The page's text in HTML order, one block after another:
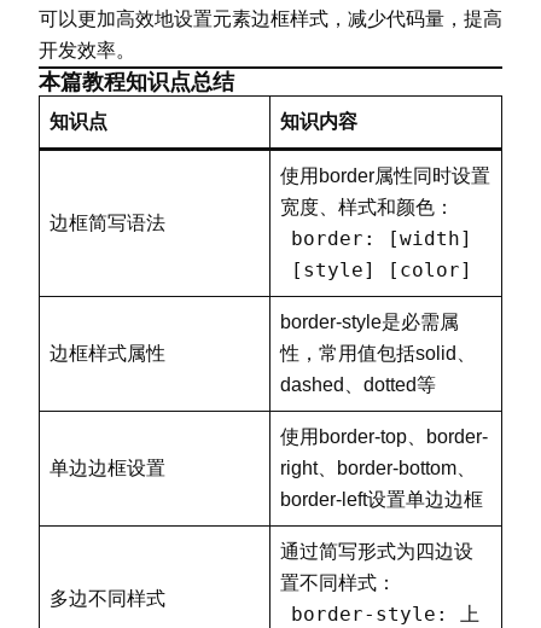
可以更加高效地设置元素边框样式，减少代码量，提高
开发效率。
本篇教程知识点总结
知识点 知识内容
边框简写语法
使用border属性同时设置
宽度、样式和颜色：
border: [width]
[style] [color]
边框样式属性
border-style是必需属
性，常用值包括solid、
dashed、dotted等
单边边框设置
使用border-top、border-
right、border-bottom、
border-left设置单边边框
多边不同样式
通过简写形式为四边设
置不同样式：
border-style: 上